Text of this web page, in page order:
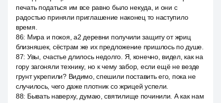
печать податься им все равно было некуда, и они с
радостью приняли приглашение наконец то наступило
время.
86: Мира и покоя, a2 деревни получили защиту от жриц
близняшек, сёстрам же их предложение пришлось по душе.
87: Увы, счастье длилось недолго. Я, конечно, видел, как на
гору загоняли технику, но к чему забор, если ещё не везде
грунт укрепили? Видимо, спешили поставить его, пока не
случилось, чего даже плотник со жрицей успели.
88: Бывать наверху, думаю, святилище починили. А как нам